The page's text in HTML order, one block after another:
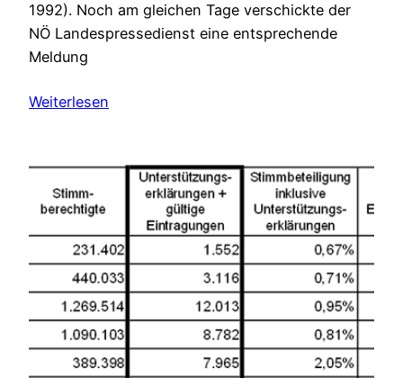
1992). Noch am gleichen Tage verschickte der
NÖ Landespressedienst eine entsprechende
Meldung
Weiterlesen